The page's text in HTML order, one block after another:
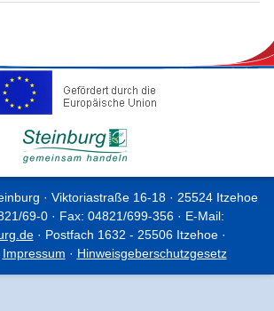
· Viktoriastraße 16-18 · 25524 Itzehoe
69-0 · Fax: 04821/699-356 · E-Mail:
· Postfach 1632 - 25506 Itzehoe ·
Impressum · Hinweisgeberschutzgesetz